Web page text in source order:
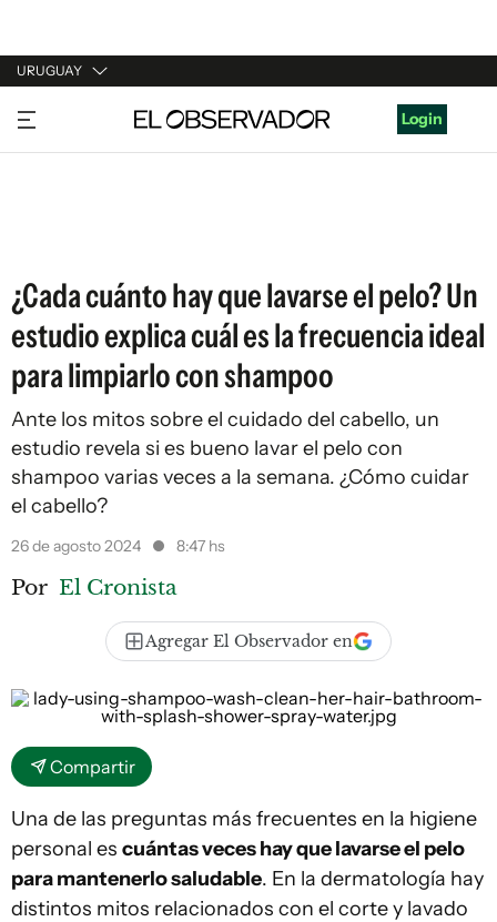
URUGUAY
URUGUAY
ARGENTINA
Login
¿Cada cuánto hay que lavarse el pelo? Un
estudio explica cuál es la frecuencia ideal
para limpiarlo con shampoo
Ante los mitos sobre el cuidado del cabello, un
estudio revela si es bueno lavar el pelo con
shampoo varias veces a la semana. ¿Cómo cuidar
el cabello?
26 de agosto 2024 8:47 hs
Por El Cronista
Agregar El Observador en
Compartir
Una de las preguntas más frecuentes en la higiene
personal es cuántas veces hay que lavarse el pelo
para mantenerlo saludable. En la dermatología hay
distintos mitos relacionados con el corte y lavado